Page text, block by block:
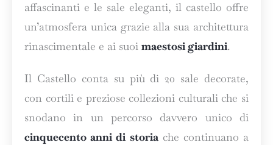
affascinanti e le sale eleganti, il castello offre
un’atmosfera unica grazie alla sua architettura
rinascimentale e ai suoi maestosi giardini.
Il Castello conta su più di 20 sale decorate,
con cortili e preziose collezioni culturali che si
snodano in un percorso davvero unico di
cinquecento anni di storiache continuano a